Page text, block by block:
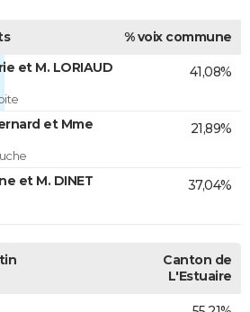
% voix commune
et M. LORIAUD
41,08%
et Mme
21,89%
et M. DINET
37,04%
Canton de
L'Estuaire